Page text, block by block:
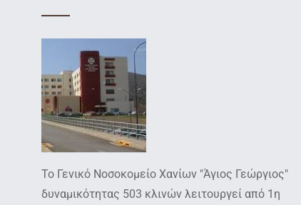
Το Γενικό Νοσοκομείο Χανίων "Άγιος Γεώργιος"
δυναμικότητας 503 κλινών λειτουργεί από 1η